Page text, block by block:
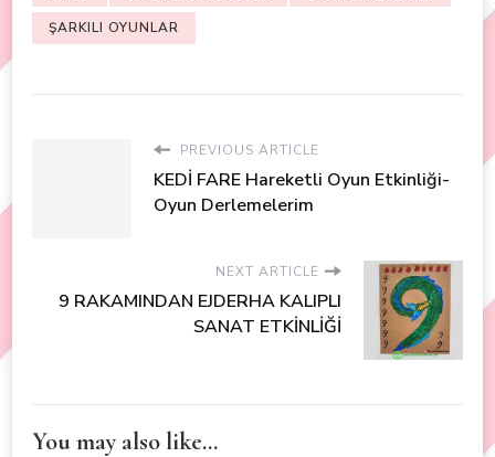
ŞARKILI OYUNLAR
PREVIOUS ARTICLE
KEDİ FARE Hareketli Oyun Etkinliği-
Oyun Derlemelerim
NEXT ARTICLE
9 RAKAMINDAN EJDERHA KALIPLI
SANAT ETKİNLİĞİ
You may also like...